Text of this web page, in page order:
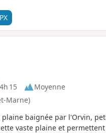
4h 15
Moyenne
Marne)
baignée par l'Orvin,
vaste plaine et